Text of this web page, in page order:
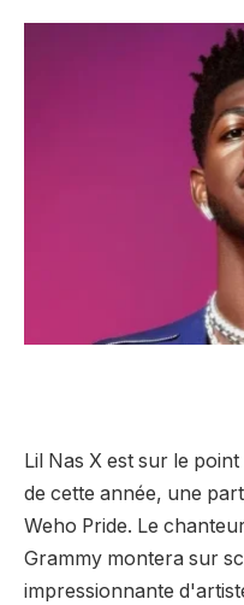
Lil Nas X est sur le
de cette année, une
Weho Pride. Le
Grammy montera sur
impressionnante